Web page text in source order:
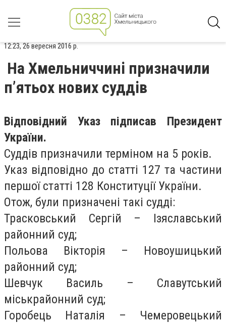
12:23, 26 вересня 2016 р.
На Хмельниччині призначили
п’ятьох нових суддів
Відповідний Указ підписав Президент
України.
Суддів призначили терміном на 5 років.
Указ відповідно до статті 127 та частини
першої статті 128 Конституції України.
Отож, були призначені такі судді:
Трасковський Сергій – Ізяславський
районний суд;
Польова Вікторія – Новоушицький
районний суд;
Шевчук Василь – Славутський
міськрайонний суд;
Горобець Наталія – Чемеровецький